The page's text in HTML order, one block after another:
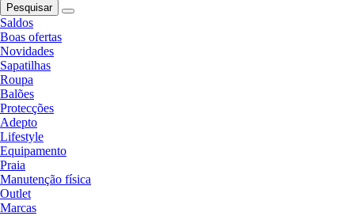
Pesquisar
Saldos
Boas ofertas
Novidades
Sapatilhas
Roupa
Balões
Protecções
Adepto
Lifestyle
Equipamento
Praia
Manutenção física
Outlet
Marcas